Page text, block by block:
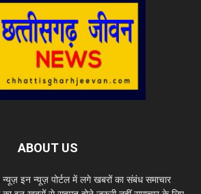
ABOUT US
इन न्यूज़ पोर्टल में लगे खबरों का संबंध समाचार